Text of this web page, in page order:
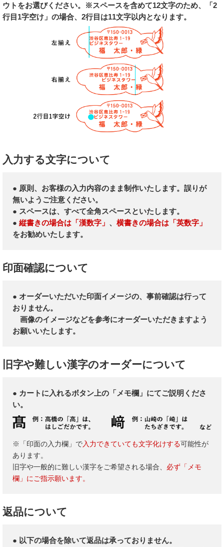
ウトをお選びください。※スペースを含めて12文字のため、「2
行目1字空け」の場合、2行目は11文字以内となります。
入力する文字について
● 原則、お客様の入力内容のまま制作いたします。誤りが
無いようご注意ください。
● スペースは、すべて全角スペースといたします。
● 縦書きの場合は「漢数字」 、 横書きの場合は「英数字」
をお勧めいたします。
印面確認について
● オーダーいただいた印面イメージの、事前確認は行って
おりません。
画像のイメージなどを参考にオーダーいただきますよう
お願いいたします。
旧字や難しい漢字のオーダーについて
● カートに入れるボタン上の「メモ欄」にてご説明くださ
い。
※「印面の入力欄」で入力できていても文字化けする可能性が
あります。
旧字や一般的に難しい漢字をご希望される場合、 必ず「メモ
欄」にご指示願います。
返品について
● 以下の場合を除いて返品は承っておりません。